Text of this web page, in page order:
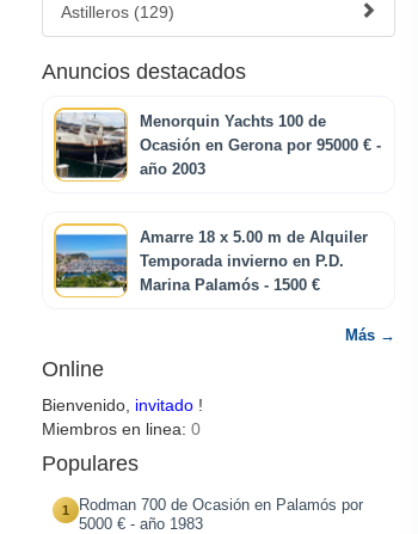
Astilleros (129)
Anuncios destacados
Menorquin Yachts 100 de
Ocasión en Gerona por 95000 € -
año 2003
Amarre 18 x 5.00 m de Alquiler
Temporada invierno en P.D.
Marina Palamós - 1500 €
Más →
Online
Bienvenido, invitado !
Miembros en linea: 0
Populares
1
Rodman 700 de Ocasión en Palamós por
5000 € - año 1983